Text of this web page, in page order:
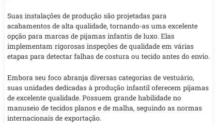
Suas instalações de produção são projetadas para
acabamentos de alta qualidade, tornando-as uma excelente
opção para marcas de pijamas infantis de luxo. Elas
implementam rigorosas inspeções de qualidade em várias
etapas para detectar falhas de costura ou tecido antes do envio.
Embora seu foco abranja diversas categorias de vestuário,
suas unidades dedicadas à produção infantil oferecem pijamas
de excelente qualidade. Possuem grande habilidade no
manuseio de tecidos planos e de malha, seguindo as normas
internacionais de exportação.